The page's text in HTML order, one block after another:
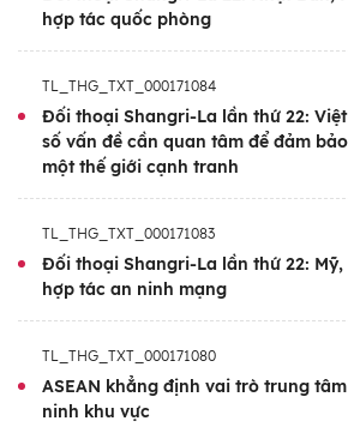
hợp tác quốc phòng
TL_THG_TXT_000171084
Đối thoại Shangri-La lần thứ 22:
số vấn đề cần quan tâm để đảm
một thế giới cạnh tranh
TL_THG_TXT_000171083
Đối thoại Shangri-La lần thứ 22:
hợp tác an ninh mạng
TL_THG_TXT_000171080
ASEAN khẳng định vai trò trung
ninh khu vực